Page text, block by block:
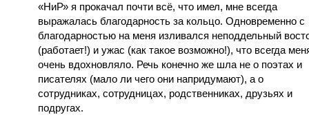
«НиР» я прокачал почти всё, что имел, мне всегда
выражалась благодарность за кольцо. Одновременно с
благодарностью на меня изливался неподдельный
(работает!) и ужас (как такое возможно!), что всегда
очень вдохновляло. Речь конечно же шла не о поэтах и
писателях (мало ли чего они напридумают), а о
сотрудниках, сотрудницах, родственниках, друзьях и
подругах.